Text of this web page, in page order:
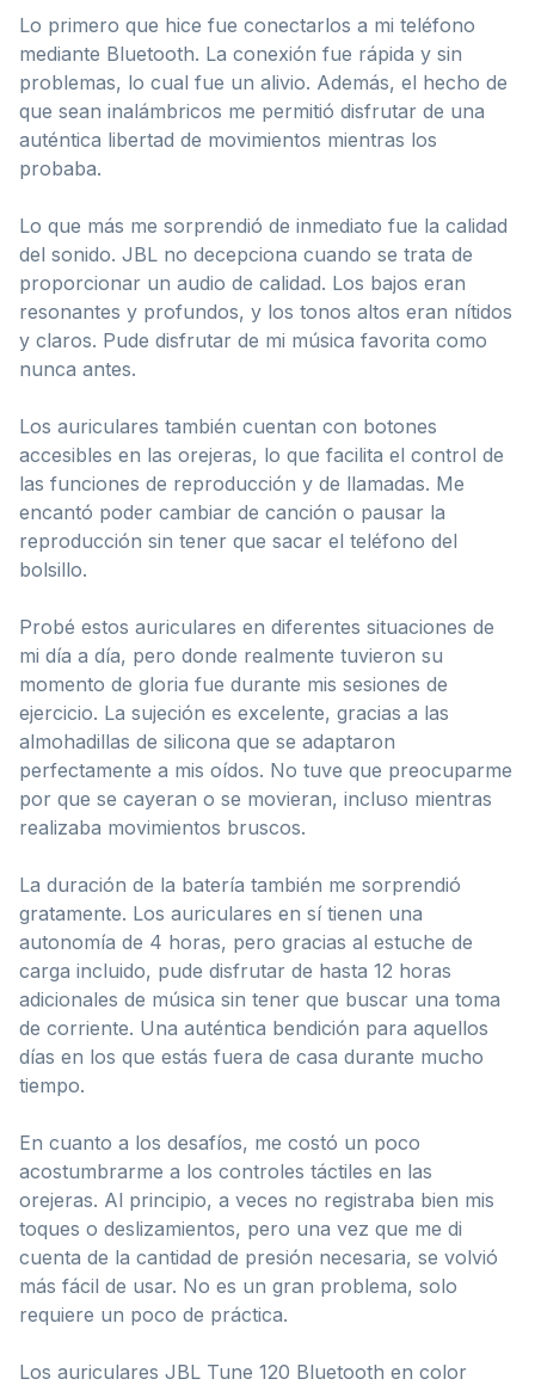
Lo primero que hice fue conectarlos a mi teléfono
mediante Bluetooth. La conexión fue rápida y sin
problemas, lo cual fue un alivio. Además, el hecho de
que sean inalámbricos me permitió disfrutar de una
auténtica libertad de movimientos mientras los
probaba.
Lo que más me sorprendió de inmediato fue la calidad
del sonido. JBL no decepciona cuando se trata de
proporcionar un audio de calidad. Los bajos eran
resonantes y profundos, y los tonos altos eran nítidos
y claros. Pude disfrutar de mi música favorita como
nunca antes.
Los auriculares también cuentan con botones
accesibles en las orejeras, lo que facilita el control de
las funciones de reproducción y de llamadas. Me
encantó poder cambiar de canción o pausar la
reproducción sin tener que sacar el teléfono del
bolsillo.
Probé estos auriculares en diferentes situaciones de
mi día a día, pero donde realmente tuvieron su
momento de gloria fue durante mis sesiones de
ejercicio. La sujeción es excelente, gracias a las
almohadillas de silicona que se adaptaron
perfectamente a mis oídos. No tuve que preocuparme
por que se cayeran o se movieran, incluso mientras
realizaba movimientos bruscos.
La duración de la batería también me sorprendió
gratamente. Los auriculares en sí tienen una
autonomía de 4 horas, pero gracias al estuche de
carga incluido, pude disfrutar de hasta 12 horas
adicionales de música sin tener que buscar una toma
de corriente. Una auténtica bendición para aquellos
días en los que estás fuera de casa durante mucho
tiempo.
En cuanto a los desafíos, me costó un poco
acostumbrarme a los controles táctiles en las
orejeras. Al principio, a veces no registraba bien mis
toques o deslizamientos, pero una vez que me di
cuenta de la cantidad de presión necesaria, se volvió
más fácil de usar. No es un gran problema, solo
requiere un poco de práctica.
Los auriculares JBL Tune 120 Bluetooth en color